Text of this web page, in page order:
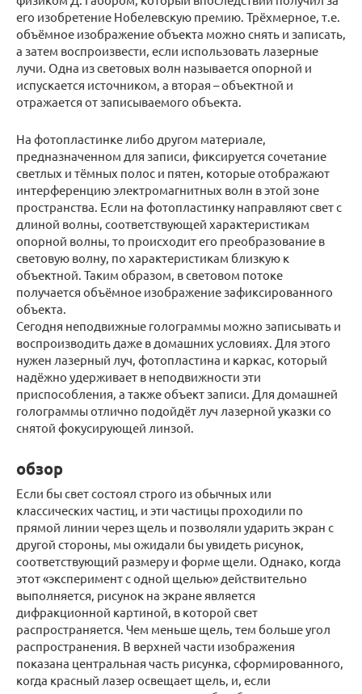
его изобретение Нобелевскую премию. Трёхмерное, т.е.
объёмное изображение объекта можно снять и записать,
а затем воспроизвести, если использовать лазерные
лучи. Одна из световых волн называется опорной и
испускается источником, а вторая – объектной и
отражается от записываемого объекта.
На фотопластинке либо другом материале,
предназначенном для записи, фиксируется сочетание
светлых и тёмных полос и пятен, которые отображают
интерференцию электромагнитных волн в этой зоне
пространства. Если на фотопластинку направляют свет с
длиной волны, соответствующей характеристикам
опорной волны, то происходит его преобразование в
световую волну, по характеристикам близкую к
объектной. Таким образом, в световом потоке
получается объёмное изображение зафиксированного
объекта.
Сегодня неподвижные голограммы можно записывать и
воспроизводить даже в домашних условиях. Для этого
нужен лазерный луч, фотопластина и каркас, который
надёжно удерживает в неподвижности эти
приспособления, а также объект записи. Для домашней
голограммы отлично подойдёт луч лазерной указки со
снятой фокусирующей линзой.
обзор
Если бы свет состоял строго из обычных или
классических частиц, и эти частицы проходили по
прямой линии через щель и позволяли ударить экран с
другой стороны, мы ожидали бы увидеть рисунок,
соответствующий размеру и форме щели. Однако, когда
этот «эксперимент с одной щелью» действительно
выполняется, рисунок на экране является
дифракционной картиной, в которой свет
распространяется. Чем меньше щель, тем больше угол
распространения. В верхней части изображения
показана центральная часть рисунка, сформированного,
когда красный лазер освещает щель, и, если